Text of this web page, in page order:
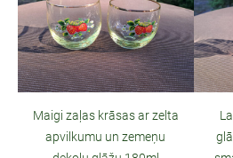
Maigi zaļas krāsas ar zelta
apvilkumu un zemeņu